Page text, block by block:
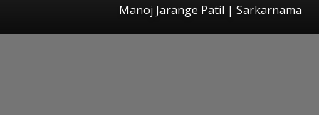
Manoj Jarange Patil | Sarkarnama